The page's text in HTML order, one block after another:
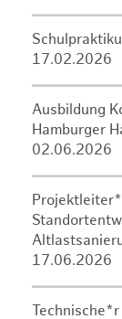
17.02.2026
Ausbildung
Hamburger
02.06.2026
17.06.2026